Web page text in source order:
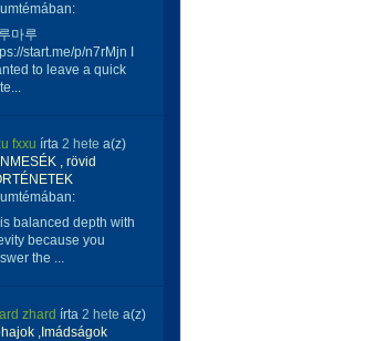
마루
start.me/p/n7rMjn I
to leave a quick
fxxu írta 2 hete a(z)
, rövid
balanced depth with
because you
the ...
zhard írta 2 hete a(z)
,Imádságok